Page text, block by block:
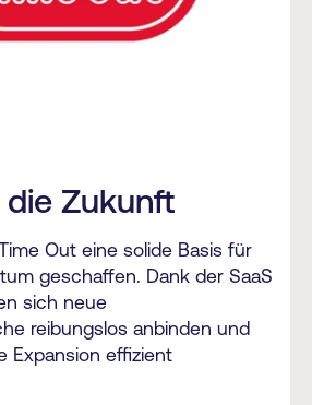
Zukunft
Out eine solide Basis für
geschaffen. Dank der SaaS
sich neue
reibungslos anbinden und
Expansion effizient